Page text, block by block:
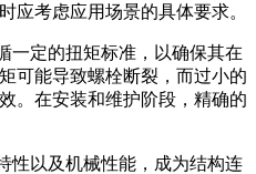
应考虑应用场景的具体要求。
一定的扭矩标准，以确保其在
可能导致螺栓断裂，而过小的
。在安装和维护阶段，精确的
性以及机械性能，成为结构连